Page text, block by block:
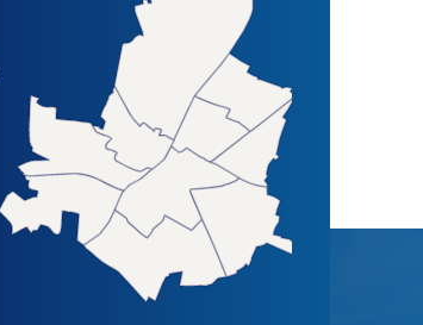
DE LA VILLE D'ANGERS